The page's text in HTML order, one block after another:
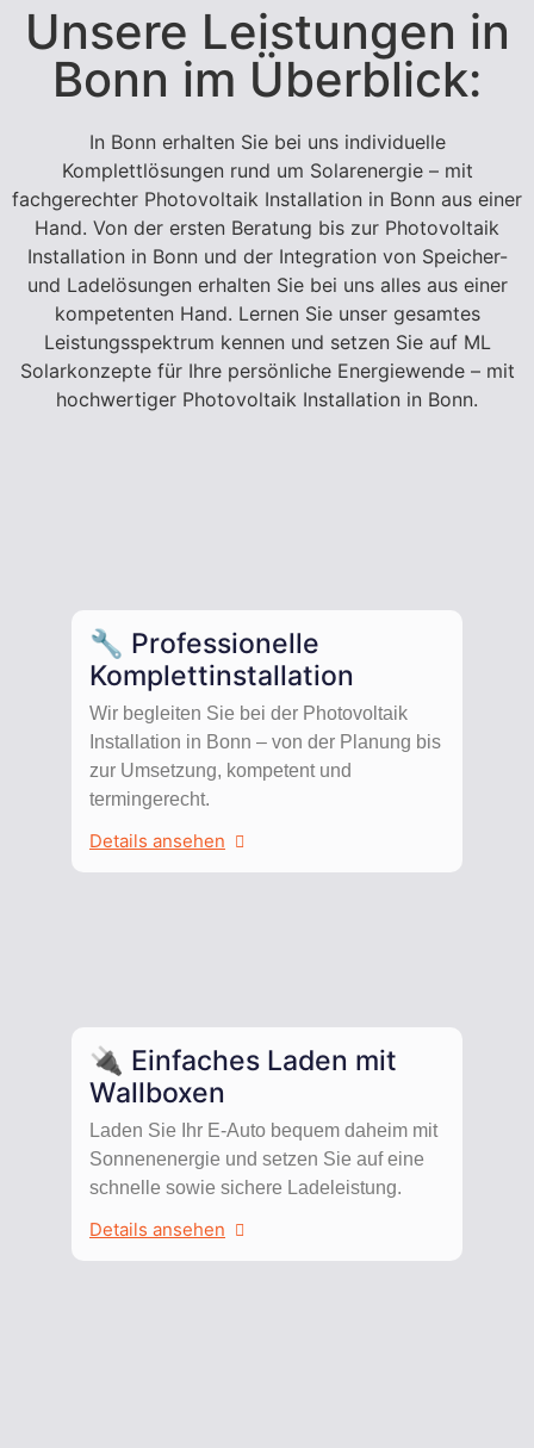
Unsere Leistungen in
Bonn im Überblick:
In Bonn erhalten Sie bei uns individuelle
Komplettlösungen rund um Solarenergie – mit
fachgerechter Photovoltaik Installation in Bonn aus einer
Hand. Von der ersten Beratung bis zur Photovoltaik
Installation in Bonn und der Integration von Speicher-
und Ladelösungen erhalten Sie bei uns alles aus einer
kompetenten Hand. Lernen Sie unser gesamtes
Leistungsspektrum kennen und setzen Sie auf ML
Solarkonzepte für Ihre persönliche Energiewende – mit
hochwertiger Photovoltaik Installation in Bonn.
🔧 Professionelle
Komplettinstallation
Wir begleiten Sie bei der Photovoltaik
Installation in Bonn – von der Planung bis
zur Umsetzung, kompetent und
termingerecht.
Details ansehen
🔌 Einfaches Laden mit
Wallboxen
Laden Sie Ihr E-Auto bequem daheim mit
Sonnenenergie und setzen Sie auf eine
schnelle sowie sichere Ladeleistung.
Details ansehen